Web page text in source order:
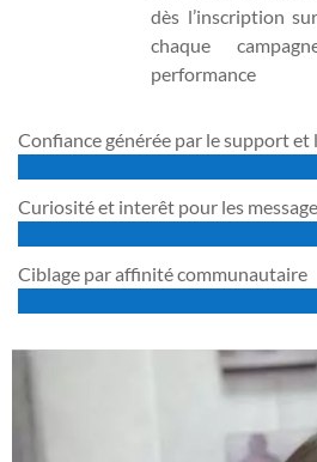
dès l’inscription
chaque
performance
Confiance générée par le support et
Curiosité et interêt pour les
Ciblage par affinité communautaire